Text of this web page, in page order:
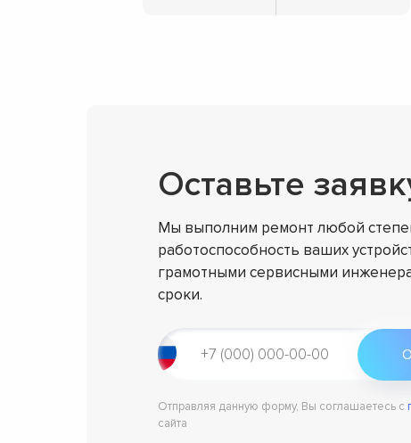
Оставьте
Мы выполним ремонт любой
работоспособность ваших
грамотными сервисными
сроки.
Отправляя данную форму, Вы соглашаетесь с
сайта